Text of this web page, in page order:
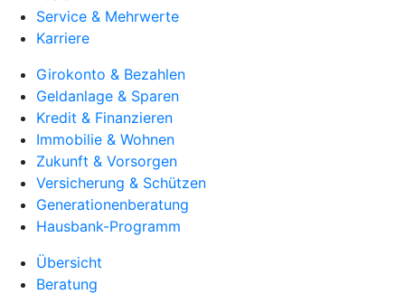
Service & Mehrwerte
Karriere
Girokonto & Bezahlen
Geldanlage & Sparen
Kredit & Finanzieren
Immobilie & Wohnen
Zukunft & Vorsorgen
Versicherung & Schützen
Generationenberatung
Hausbank-Programm
Übersicht
Beratung